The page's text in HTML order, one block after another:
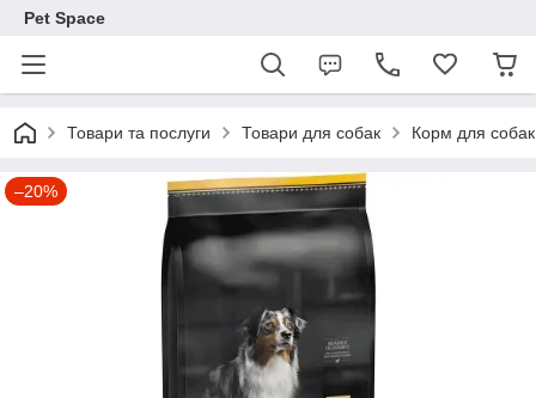
Pet Space
Товари та послуги Товари для собак Корм для собак
–20%